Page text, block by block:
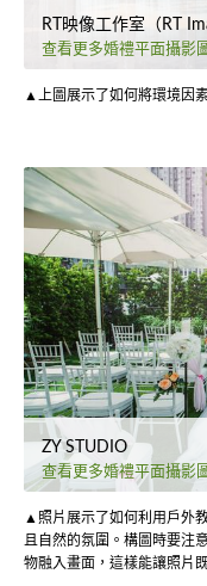
查看更多婚禮平面攝影
▲上圖展示了如何將環境因
ZY STUDIO
查看更多婚禮平面攝影
▲照片展示了如何利用戶外
且自然的氛圍。構圖時要注
物融入畫面，這樣能讓照片